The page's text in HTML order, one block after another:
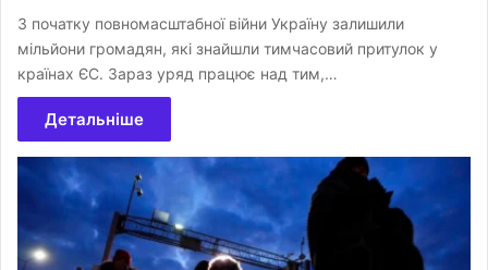
З початку повномасштабної війни Україну залишили
мільйони громадян, які знайшли тимчасовий притулок у
країнах ЄС. Зараз уряд працює над тим,…
Детальніше